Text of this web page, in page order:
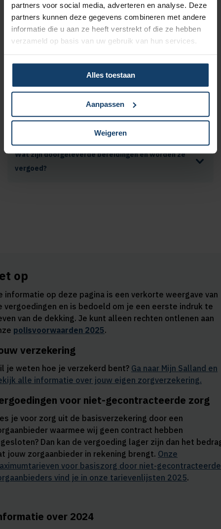
partners voor social media, adverteren en analyse. Deze
partners kunnen deze gegevens combineren met andere
informatie die u aan ze heeft verstrekt of die ze hebben
verzameld op basis van uw gebruik van hun services.
Alles toestaan
Aanpassen
Weigeren
geneesmiddelen
Krijg ik mijn alternatieve geneesmiddel vergoed?
Hoe zit het met de vergoeding van vitamine D?
Wat zijn doorgeleverde bereidingen en worden ze
vergoed?
op
informatie op deze pagina is een verkorte weergave van
vergoedingen en is bedoeld om je een eerste indruk te
van de dekking. Je kunt alleen rechten ontlenen aan
polisvoorwaarden 2025.
verzekering
je weten hoe je verzekerd bent? Ga naar Mijn Salland en
alle informatie over jouw eigen zorgverzekering.
voor niet-gecontracteerde zorg
je voor zorg uit de basisverzekering door een
waarmee wij geen contract hebben
Dan kan de vergoeding lager zijn dan het
jouw zorgaanbieder in rekening brengt. Onze
voor basiszorg door niet-gecontracteerde
vind je in onze tarievenlijsten 2025.
over 2024